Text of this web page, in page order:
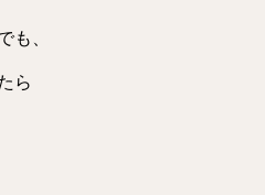
も、
ら